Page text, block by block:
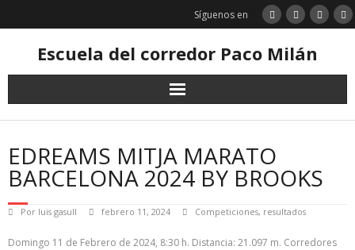
Síguenos en
Escuela del corredor Paco Milán
EDREAMS MITJA MARATO
BARCELONA 2024 BY BROOKS
Por luis gasull febrero 11, 2024 Competiciones, resultados
Domingo 11 de Febrero de 2024, 8:30 h. Distancia: 21.097 m. Corredores